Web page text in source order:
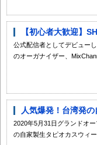
【初心者大歓迎】
公式配信者としてデビュー
のオーガナイザー、
人気爆発！台湾発
2020年5月31日グランドオ
の自家製生タピオカスウィ